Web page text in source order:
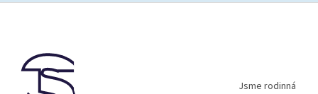
Jsme rodinná